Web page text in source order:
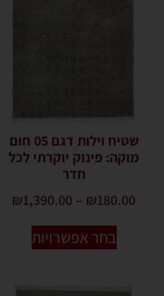
שטיח וילות דגם 05 חום
מוקה: פינוק יוקרתי לכל
חדר
₪180.00
–
₪1,390.00
בחר אפשרויות